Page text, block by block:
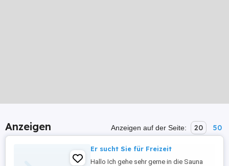
Anzeigen Anzeigen auf der Seite: 20 50
Er sucht Sie für Freizeit
Hallo Ich gehe sehr gerne in die Sauna